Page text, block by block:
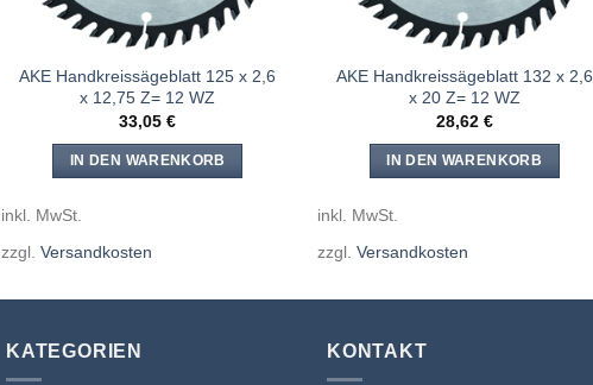
AKE Handkreissägeblatt 125 x 2,6
x 12,75 Z= 12 WZ
33,05€
IN DEN WARENKORB
inkl. MwSt.
zzgl.Versandkosten
AKE Handkreissägeblatt 132 x 2,6
x 20 Z= 12 WZ
28,62 €
IN DEN WARENKORB
inkl. MwSt.
zzgl.Versandkosten
KATEGORIEN KONTAKT